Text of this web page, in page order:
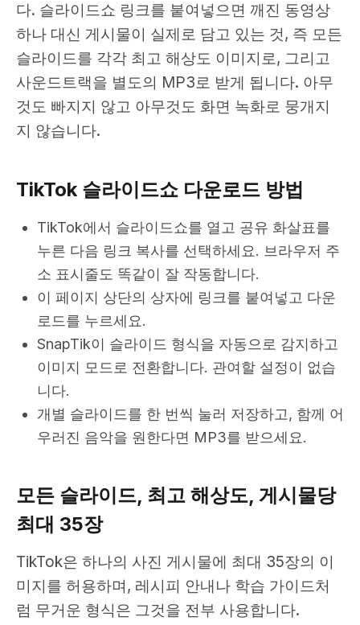
다. 슬라이드쇼 링크를 붙여넣으면 깨진 동영상
하나 대신 게시물이 실제로 담고 있는 것, 즉 모든
슬라이드를 각각 최고 해상도 이미지로, 그리고
사운드트랙을 별도의 MP3로 받게 됩니다. 아무
것도 빠지지 않고 아무것도 화면 녹화로 뭉개지
지 않습니다.
TikTok 슬라이드쇼 다운로드 방법
TikTok에서 슬라이드쇼를 열고 공유 화살표를
누른 다음 링크 복사를 선택하세요. 브라우저 주
소 표시줄도 똑같이 잘 작동합니다.
이 페이지 상단의 상자에 링크를 붙여넣고 다운
로드를 누르세요.
SnapTik이 슬라이드 형식을 자동으로 감지하고
이미지 모드로 전환합니다. 관여할 설정이 없습
니다.
개별 슬라이드를 한 번씩 눌러 저장하고, 함께 어
우러진 음악을 원한다면 MP3를 받으세요.
모든 슬라이드, 최고 해상도, 게시물당
최대 35장
TikTok은 하나의 사진 게시물에 최대 35장의 이
미지를 허용하며, 레시피 안내나 학습 가이드처
럼 무거운 형식은 그것을 전부 사용합니다.